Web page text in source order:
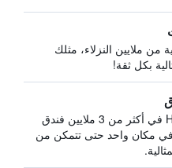
من ملايين النزلاء، مثلك
بكل ثقة!
يبحث HotelsCombined في أكثر من 3 ملايين فندق
مكان واحد حتى تتمكن من